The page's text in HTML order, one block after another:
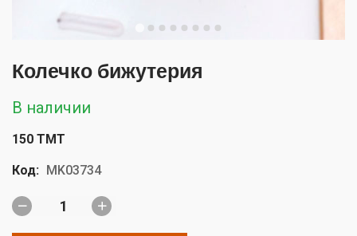
Колечко бижутерия
В наличии
150 TMT
Код: MK03734